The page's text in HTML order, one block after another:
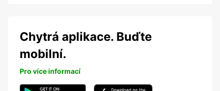
Chytrá aplikace. Buďte
mobilní.
Pro více informací